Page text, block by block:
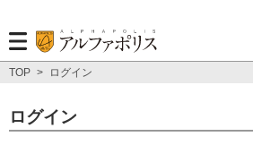
TOP > ログイン
ログイン